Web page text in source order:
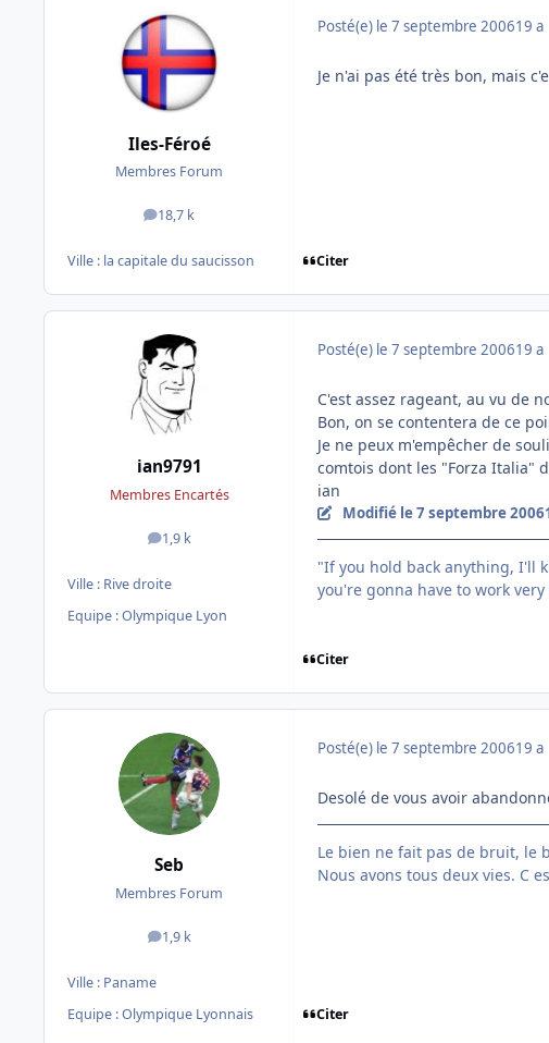
Iles-Féroé
Membres Forum
18,7 k
messages
Ville : la capitale du saucisson
Posté(e) le 7 septembre 200619 a
Je n'ai pas été très bon, mais
Citer
ian9791
Membres Encartés
1,9 k
messages
Ville : Rive droite
Equipe : Olympique Lyon
Posté(e) le 7 septembre 200619 a
C'est assez rageant, au vu de
Bon, on se contentera de ce
Je ne peux m'empêcher de
comtois dont les "Forza Italia"
ian
Modifié le 7 septembre 2006
"If you hold back anything, I'll
you're gonna have to work
Citer
Seb
Membres Forum
1,9 k
messages
Ville : Paname
Equipe : Olympique Lyonnais
Posté(e) le 7 septembre 200619 a
Desolé de vous avoir
Le bien ne fait pas de bruit, le
Nous avons tous deux vies. C
Citer